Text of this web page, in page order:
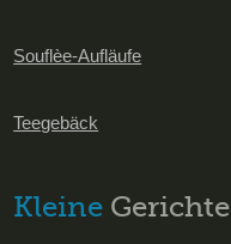
Souflèe-Aufläufe
Teegebäck
Kleine Gerichte